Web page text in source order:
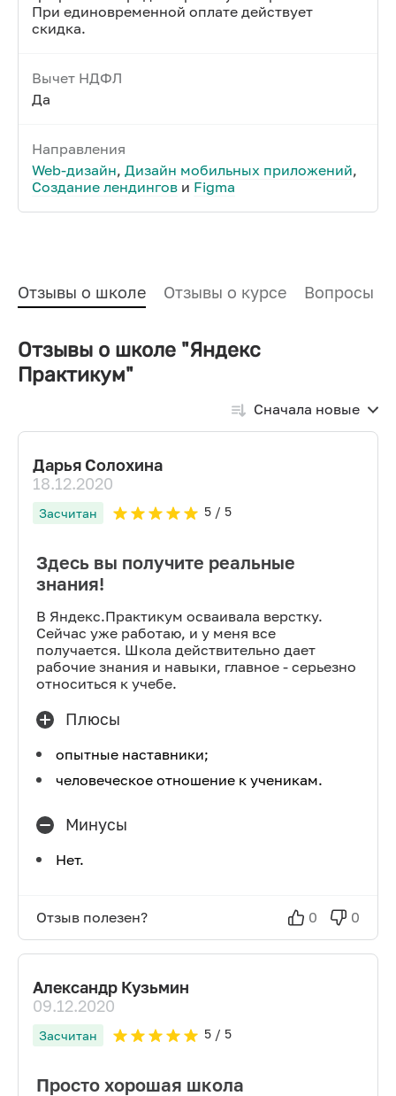
При единовременной оплате действует
скидка.
Вычет НДФЛ
Да
Направления
Web-дизайн, Дизайн мобильных приложений,
Создание лендингов и Figma
Отзывы о школе Отзывы о курсе Вопросы и
Отзывы о школе "Яндекс
Практикум"
Сначала новые
Дарья Солохина
18.12.2020
Засчитан 5/ 5
Здесь вы получите реальные
знания!
В Яндекс.Практикум осваивала верстку.
Сейчас уже работаю, и у меня все
получается. Школа действительно дает
рабочие знания и навыки, главное - серьезно
относиться к учебе.
Плюсы
опытные наставники;
человеческое отношение к ученикам.
Минусы
Нет.
Отзыв полезен? 0 0
Александр Кузьмин
09.12.2020
Засчитан 5/ 5
Просто хорошая школа